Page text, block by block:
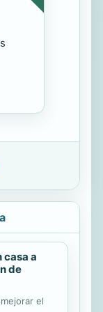
casa a
de
el